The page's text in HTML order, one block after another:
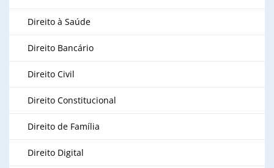
Direito à Saúde
Direito Bancário
Direito Civil
Direito Constitucional
Direito de Família
Direito Digital